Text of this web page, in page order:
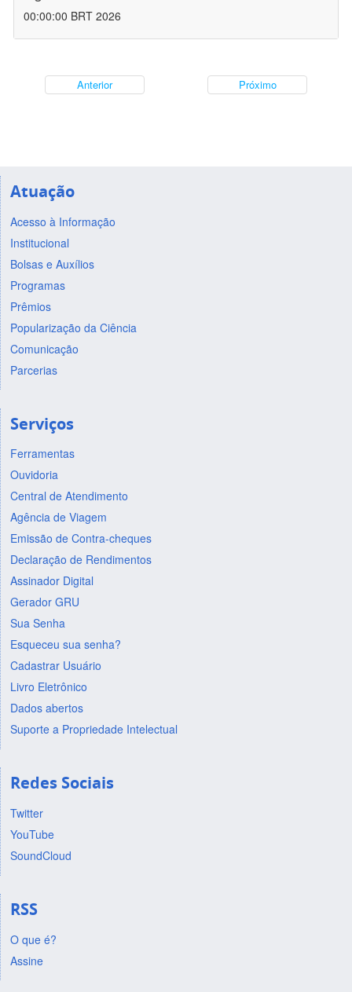
00:00:00 BRT 2026
Anterior Próximo
Atuação
Acesso à Informação
Institucional
Bolsas e Auxílios
Programas
Prêmios
Popularização da Ciência
Comunicação
Parcerias
Serviços
Ferramentas
Ouvidoria
Central de Atendimento
Agência de Viagem
Emissão de Contra-cheques
Declaração de Rendimentos
Assinador Digital
Gerador GRU
Sua Senha
Esqueceu sua senha?
Cadastrar Usuário
Livro Eletrônico
Dados abertos
Suporte a Propriedade Intelectual
Redes Sociais
Twitter
YouTube
SoundCloud
RSS
O que é?
Assine